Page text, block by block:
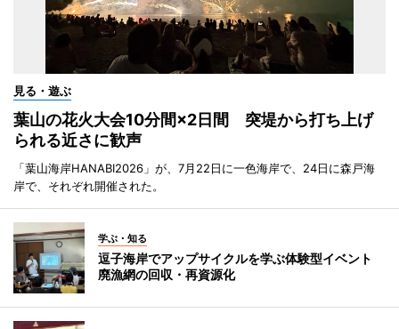
見る・遊ぶ
葉山の花火大会10分間×2日間 突堤から打ち上げ
られる近さに歓声
「葉山海岸HANABI2026」が、7月22日に一色海岸で、24日に森戸海
岸で、それぞれ開催された。
学ぶ・知る
逗子海岸でアップサイクルを学ぶ体験型イベント
廃漁網の回収・再資源化